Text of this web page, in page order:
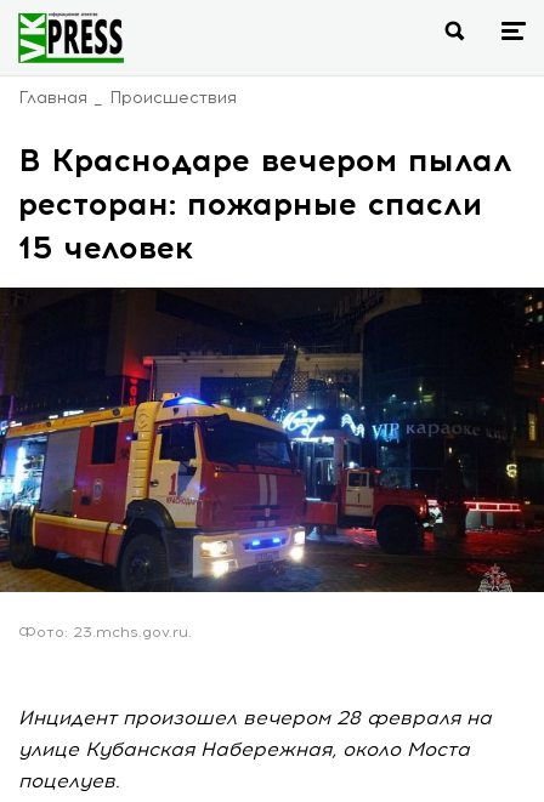
Главная Происшествия
В Краснодаре вечером пылал
ресторан: пожарные спасли
15 человек
Фото: 23.mchs.gov.ru.
Инцидент произошел вечером 28 февраля на
улице Кубанская Набережная, около Моста
поцелуев.